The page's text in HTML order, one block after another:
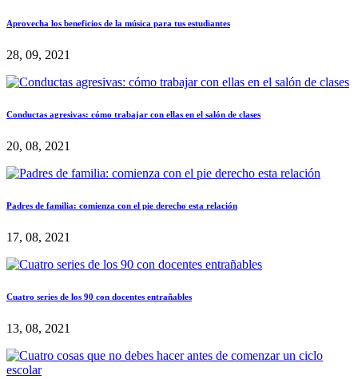
Aprovecha los beneficios de la música para tus estudiantes
28, 09, 2021
Conductas agresivas: cómo trabajar con ellas en el salón de clases
20, 08, 2021
Padres de familia: comienza con el pie derecho esta relación
17, 08, 2021
Cuatro series de los 90 con docentes entrañables
13, 08, 2021